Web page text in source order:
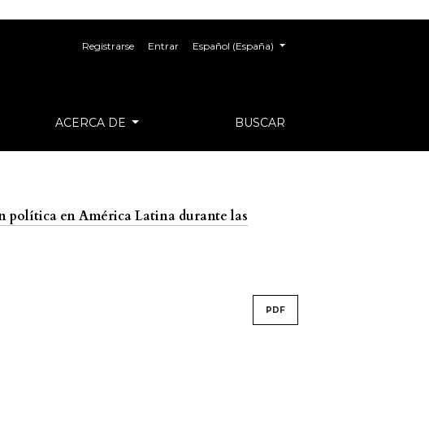
Registrarse Entrar Cambiar el idioma. El actual es:
Español (España)
ACERCA DE BUSCAR
política en América Latina durante las
PDF